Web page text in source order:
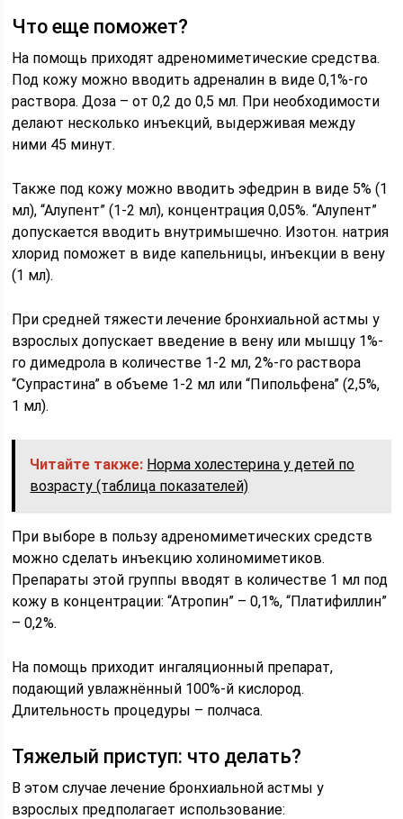
Что еще поможет?
На помощь приходят адреномиметические средства.
Под кожу можно вводить адреналин в виде 0,1%-го
раствора. Доза – от 0,2 до 0,5 мл. При необходимости
делают несколько инъекций, выдерживая между
ними 45 минут.
Также под кожу можно вводить эфедрин в виде 5% (1
мл), “Алупент” (1-2 мл), концентрация 0,05%. “Алупент”
допускается вводить внутримышечно. Изотон. натрия
хлорид поможет в виде капельницы, инъекции в вену
(1 мл).
При средней тяжести лечение бронхиальной астмы у
взрослых допускает введение в вену или мышцу 1%-
го димедрола в количестве 1-2 мл, 2%-го раствора
“Супрастина” в объеме 1-2 мл или “Пипольфена” (2,5%,
1 мл).
Читайте также: Норма холестерина у детей по
возрасту (таблица показателей)
При выборе в пользу адреномиметических средств
можно сделать инъекцию холиномиметиков.
Препараты этой группы вводят в количестве 1 мл под
кожу в концентрации: “Атропин” – 0,1%, “Платифиллин”
– 0,2%.
На помощь приходит ингаляционный препарат,
подающий увлажнённый 100%-й кислород.
Длительность процедуры – полчаса.
Тяжелый приступ: что делать?
В этом случае лечение бронхиальной астмы у
взрослых предполагает использование: